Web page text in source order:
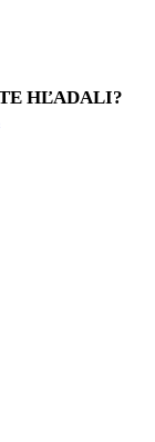
HĽADALI?